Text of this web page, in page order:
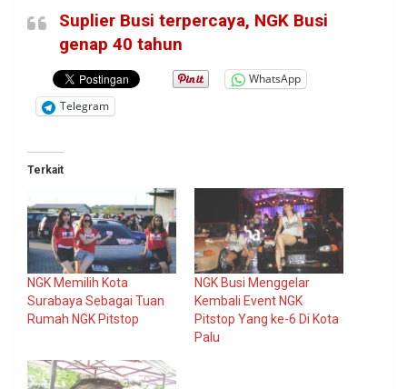
Suplier Busi terpercaya, NGK Busi
genap 40 tahun
WhatsApp
Telegram
Terkait
NGK Memilih Kota
Surabaya Sebagai Tuan
Rumah NGK Pitstop
NGK Busi Menggelar
Kembali Event NGK
Pitstop Yang ke-6 Di Kota
Palu